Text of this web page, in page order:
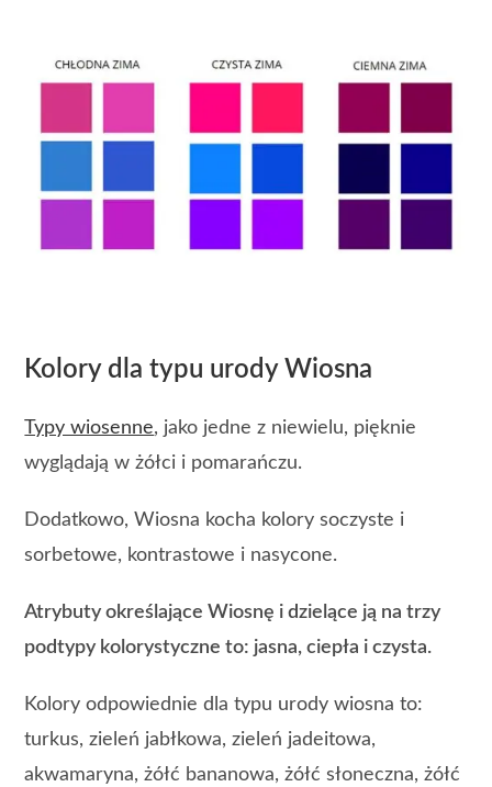
Kolory dla typu urody Wiosna
Typy wiosenne, jako jedne z niewielu, pięknie
wyglądają w żółci i pomarańczu.
Dodatkowo, Wiosna kocha kolory soczyste i
sorbetowe, kontrastowe i nasycone.
Atrybuty określające Wiosnę i dzielące ją na trzy
podtypy kolorystyczne to: jasna, ciepła i czysta.
Kolory odpowiednie dla typu urody wiosna to:
turkus, zieleń jabłkowa, zieleń jadeitowa,
akwamaryna, żółć bananowa, żółć słoneczna, żółć